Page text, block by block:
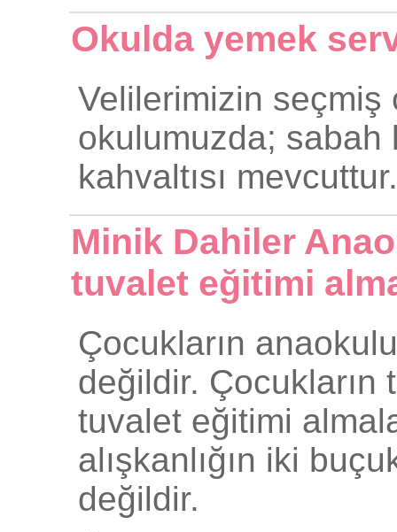
Okulda yemek
Velilerimizin
okulumuzda; sabah
kahvaltısı mevcuttur.
Minik Dahiler
tuvalet eğitimi
Çocukların
değildir. Çocukların
tuvalet eğitimi
alışkanlığın iki
değildir.